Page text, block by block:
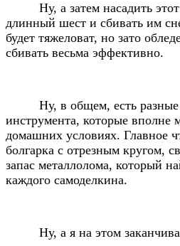
Ну, а затем насадить
длинный шест и сбивать им
будет тяжеловат, но зато
сбивать весьма эффективно.
Ну, в общем, есть
инструмента, которые вполне
домашних условиях. Главное
болгарка с отрезным кругом,
запас металлолома, который
каждого самоделкина.
Ну, а я на этом